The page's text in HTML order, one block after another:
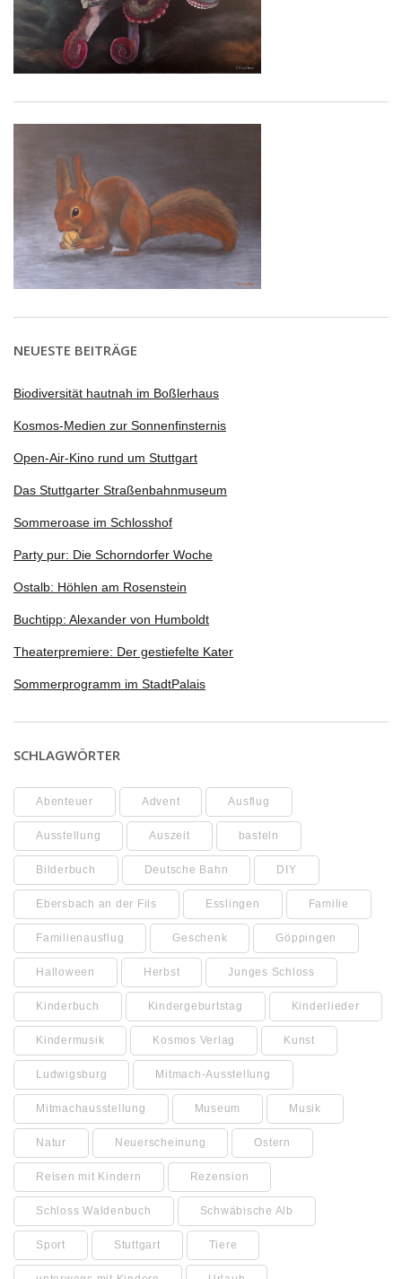
NEUESTE BEITRÄGE
Biodiversität hautnah im Boßlerhaus
Kosmos-Medien zur Sonnenfinsternis
Open-Air-Kino rund um Stuttgart
Das Stuttgarter Straßenbahnmuseum
Sommeroase im Schlosshof
Party pur: Die Schorndorfer Woche
Ostalb: Höhlen am Rosenstein
Buchtipp: Alexander von Humboldt
Theaterpremiere: Der gestiefelte Kater
Sommerprogramm im StadtPalais
SCHLAGWÖRTER
Abenteuer Advent Ausflug
Ausstellung Auszeit basteln
Bilderbuch Deutsche Bahn DIY
Ebersbach an der Fils Esslingen Familie
Familienausflug Geschenk Göppingen
Halloween Herbst Junges Schloss
Kinderbuch Kindergeburtstag Kinderlieder
Kindermusik Kosmos Verlag Kunst
Ludwigsburg Mitmach-Ausstellung
Mitmachausstellung Museum Musik
Natur Neuerscheinung Ostern
Reisen mit Kindern Rezension
Schloss Waldenbuch Schwäbische Alb
Sport Stuttgart Tiere